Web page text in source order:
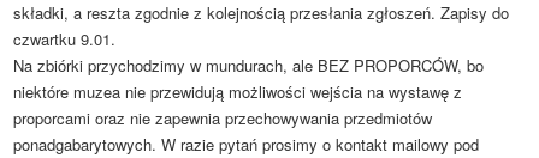
składki, a reszta zgodnie z kolejnością przesłania zgłoszeń. Zapisy do
czwartku 9.01.
Na zbiórki przychodzimy w mundurach, ale BEZ PROPORCÓW, bo
niektóre muzea nie przewidują możliwości wejścia na wystawę z
proporcami oraz nie zapewnia przechowywania przedmiotów
ponadgabarytowych. W razie pytań prosimy o kontakt mailowy pod